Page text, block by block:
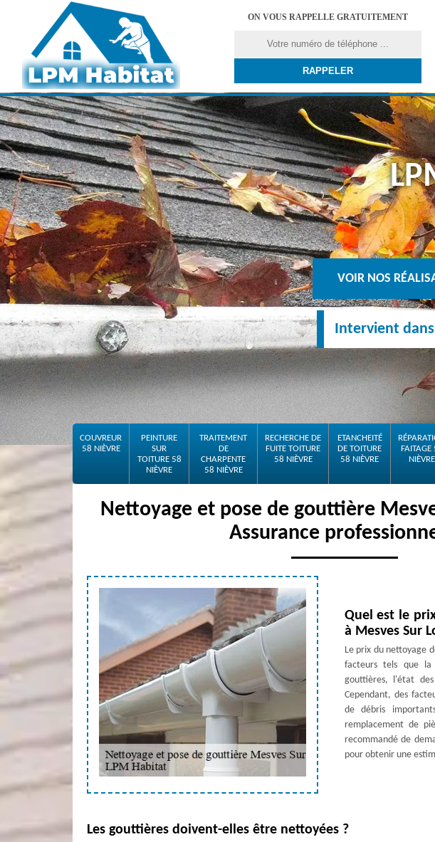
ON VOUS RAPPELLE GRATUITEMENT
VOIR NOS
Intervient
COUVREUR
58 NIÈVRE
PEINTURE
SUR
TOITURE 58
NIÈVRE
TRAITEMENT
DE
CHARPENTE
58 NIÈVRE
RECHERCHE DE
FUITE TOITURE
58 NIÈVRE
ETANCHEITÉ
DE TOITURE
58 NIÈVRE
FAITAGE
NIÈVRE
Nettoyage et pose de gouttière
Assurance
Quel est le
à Mesves Sur
Le prix du nettoyage
facteurs tels que la
gouttières, l'état
Cependant, des
de débris
remplacement de
recommandé de
pour obtenir une
Les gouttières doivent-elles être nettoyées ?